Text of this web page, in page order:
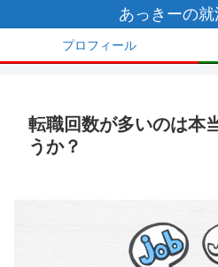
あっきーの
プロフィール
転職回数が多いのは本
うか？